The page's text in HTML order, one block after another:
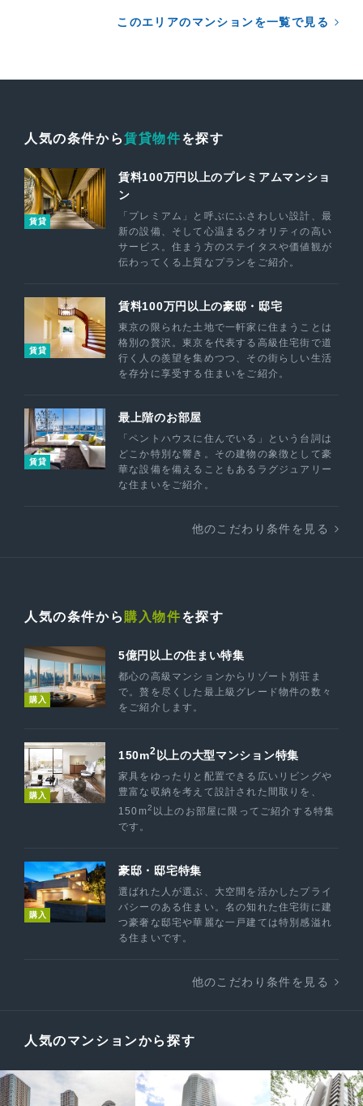
このエリアのマンションを一覧で見る
人気の条件から賃貸物件を探す
賃貸
賃料100万円以上のプレミアムマンショ
ン
「プレミアム」と呼ぶにふさわしい設計、最
新の設備、そして心温まるクオリティの高い
サービス。住まう方のステイタスや価値観が
伝わってくる上質なプランをご紹介。
賃貸
賃料100万円以上の豪邸・邸宅
東京の限られた土地で一軒家に住まうことは
格別の贅沢。東京を代表する高級住宅街で道
行く人の羨望を集めつつ、その街らしい生活
を存分に享受する住まいをご紹介。
賃貸
最上階のお部屋
「ペントハウスに住んでいる」という台詞は
どこか特別な響き。その建物の象徴として豪
華な設備を備えることもあるラグジュアリー
な住まいをご紹介。
他のこだわり条件を見る
人気の条件から 購入物件を探す
購入
5億円以上の住まい特集
都心の高級マンションからリゾート別荘ま
で。贅を尽くした最上級グレード物件の数々
をご紹介します。
購入
150m2 以上の大型マンション特集
家具をゆったりと配置できる広いリビングや
豊富な収納を考えて設計された間取りを、
150m2 以上のお部屋に限ってご紹介する特集
です。
購入
豪邸・邸宅特集
選ばれた人が選ぶ、大空間を活かしたプライ
バシーのある住まい。名の知れた住宅街に建
つ豪奢な邸宅や華麗な一戸建ては特別感溢れ
る住まいです。
他のこだわり条件を見る
人気のマンションから探す